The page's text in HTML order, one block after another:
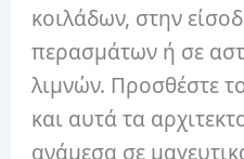
κοιλάδων, στην
περασμάτων ή σε
λιμνών. Προσθέστε
και αυτά τα
ανάμεσα σε